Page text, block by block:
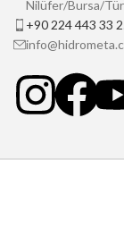
Nilüfer/Bursa/
+90 224 443 33